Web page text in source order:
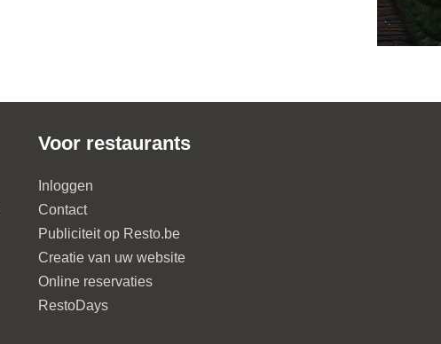
Voor restaurants
Inloggen
Contact
Publiciteit op Resto.be
Creatie van uw website
Online reservaties
RestoDays